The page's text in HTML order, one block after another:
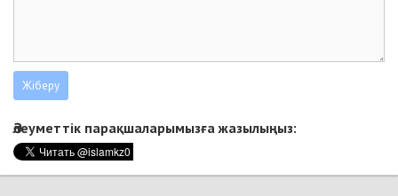
Әлеуметтік парақшаларымызға жазылыңыз: